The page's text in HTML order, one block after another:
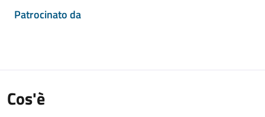
Patrocinato da
Cos'è